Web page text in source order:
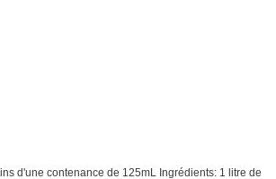
d'une contenance de 125mL Ingrédients: 1 litre de